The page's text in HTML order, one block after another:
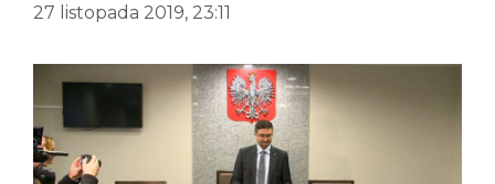
27 listopada 2019, 23:11